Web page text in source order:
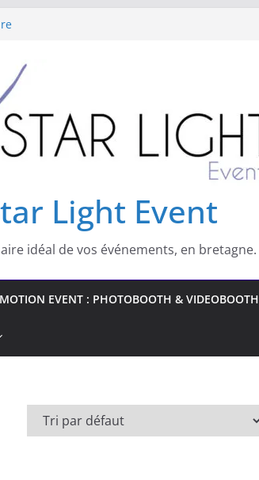
les domaines suivant :
Light Event
idéal de vos événements, en bretagne.
EVENT : PHOTOBOOTH & VIDEOBOOTH